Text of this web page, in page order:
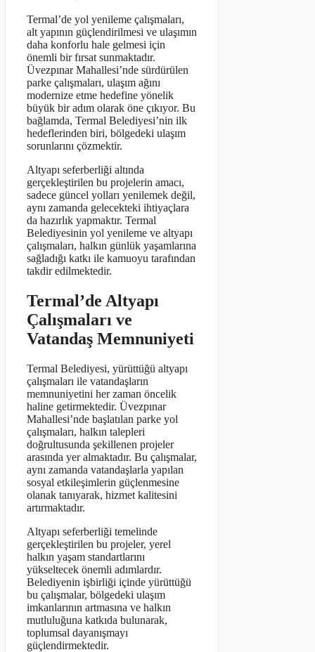
Termal’de yol yenileme çalışmaları,
alt yapının güçlendirilmesi ve ulaşımın
daha konforlu hale gelmesi için
önemli bir fırsat sunmaktadır.
Üvezpınar Mahallesi’nde sürdürülen
parke çalışmaları, ulaşım ağını
modernize etme hedefine yönelik
büyük bir adım olarak öne çıkıyor. Bu
bağlamda, Termal Belediyesi’nin ilk
hedeflerinden biri, bölgedeki ulaşım
sorunlarını çözmektir.
Altyapı seferberliği altında
gerçekleştirilen bu projelerin amacı,
sadece güncel yolları yenilemek değil,
aynı zamanda gelecekteki ihtiyaçlara
da hazırlık yapmaktır. Termal
Belediyesinin yol yenileme ve altyapı
çalışmaları, halkın günlük yaşamlarına
sağladığı katkı ile kamuoyu tarafından
takdir edilmektedir.
Termal’de Altyapı
Çalışmaları ve
Vatandaş Memnuniyeti
Termal Belediyesi, yürüttüğü altyapı
çalışmaları ile vatandaşların
memnuniyetini her zaman öncelik
haline getirmektedir. Üvezpınar
Mahallesi’nde başlatılan parke yol
çalışmaları, halkın talepleri
doğrultusunda şekillenen projeler
arasında yer almaktadır. Bu çalışmalar,
aynı zamanda vatandaşlarla yapılan
sosyal etkileşimlerin güçlenmesine
olanak tanıyarak, hizmet kalitesini
artırmaktadır.
Altyapı seferberliği temelinde
gerçekleştirilen bu projeler, yerel
halkın yaşam standartlarını
yükseltecek önemli adımlardır.
Belediyenin işbirliği içinde yürüttüğü
bu çalışmalar, bölgedeki ulaşım
imkanlarının artmasına ve halkın
mutluluğuna katkıda bulunarak,
toplumsal dayanışmayı
güçlendirmektedir.